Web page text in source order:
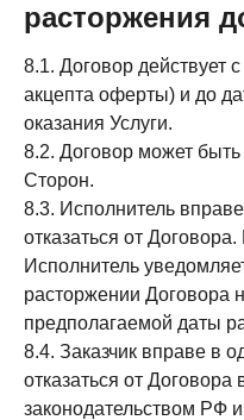
расторжения
8.1. Договор действует
акцепта оферты) и до
оказания Услуги.
8.2. Договор может
Сторон.
8.3. Исполнитель
отказаться от
Исполнитель
расторжении Договора
предполагаемой даты
8.4. Заказчик вправе в
отказаться от
законодательством РФ